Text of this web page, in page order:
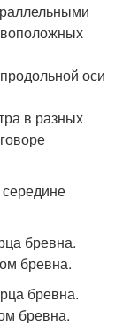
оси
в разных
бревна.
бревна.
бревна.
бревна.